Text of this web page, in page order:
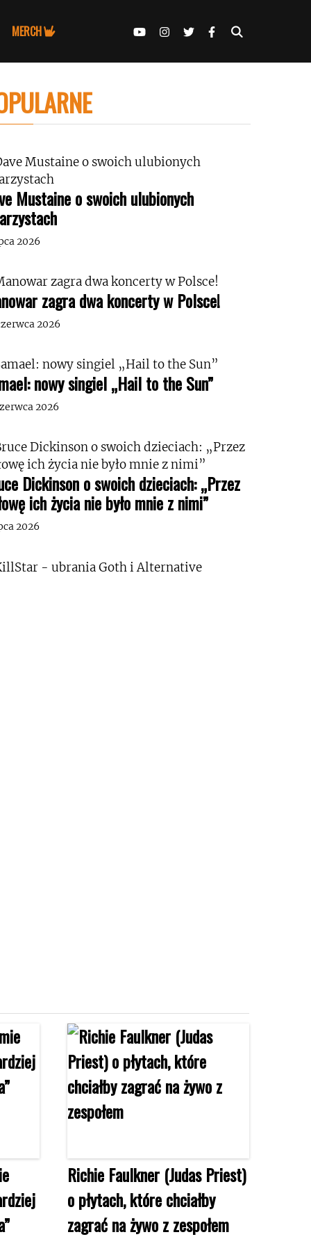
MERCH
Mustaine o swoich ulubionych
2026
zagra dwa koncerty w Polsce!
2026
nowy singiel „Hail to the Sun”
2026
Dickinson o swoich dzieciach: „Przez
ich życia nie było mnie z nimi”
2026
Richie Faulkner (Judas Priest)
o płytach, które chciałby
zagrać na żywo z zespołem